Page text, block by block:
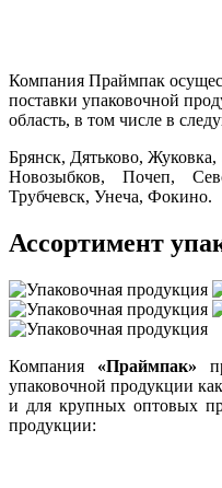
Компания Праймпак
поставки упаковочной
область, в том числе в
Брянск, Дятьково,
Новозыбков, Почеп,
Трубчевск, Унеча, Фокино.
Ассортимент
Компания «Праймпак»
упаковочной продукции
и для крупных оптовых
продукции: